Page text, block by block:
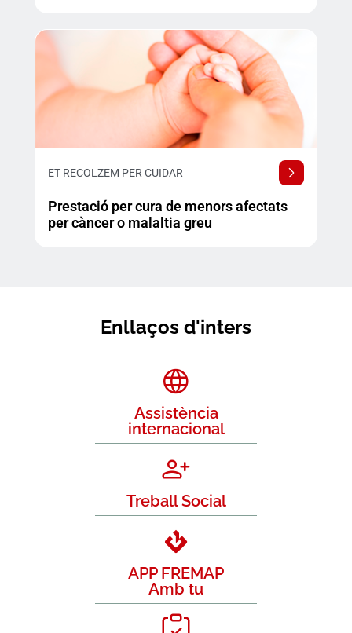
ET RECOLZEM PER CUIDAR
Prestació per cura de menors afectats
per càncer o malaltia greu
Enllaços d'inters
Assistència
internacional
Treball Social
APP FREMAP
Amb tu